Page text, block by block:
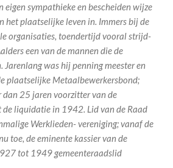
eigen sympathieke en bescheiden wijze
het plaatselijke leven in. Immers bij de
organisaties, toendertijd vooral strijd-
een van de mannen die de
Jarenlang was hij penning meester en
plaatselijke Metaalbewerkersbond;
dan 25 jaren voorzitter van de
de liquidatie in 1942. Lid van de Raad
Werklieden- vereniging; vanaf de
toe, de eminente kassier van de
tot 1949 gemeenteraadslid